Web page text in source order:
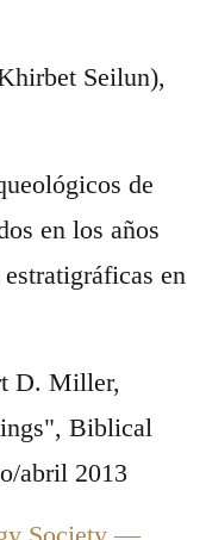
Seilun),
de
en los años
en
D. Miller,
Biblical
abril 2013